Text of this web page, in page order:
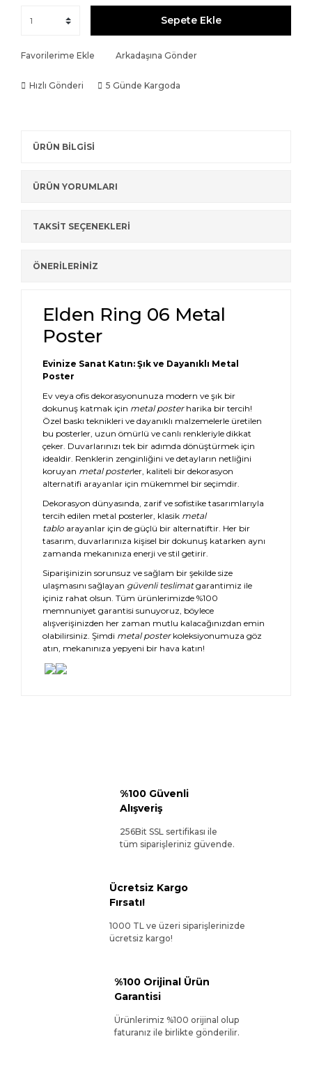
Sepete Ekle
Favorilerime Ekle Arkadaşına Gönder
Hızlı Gönderi 5 Günde Kargoda
ÜRÜN BİLGİSİ
ÜRÜN YORUMLARI
TAKSİT SEÇENEKLERİ
ÖNERİLERİNİZ
Elden Ring 06 Metal
Poster
Evinize Sanat Katın: Şık ve Dayanıklı Metal
Poster
Ev veya ofis dekorasyonunuza modern ve şık bir
dokunuş katmak için metal posterharika bir tercih!
Özel baskı teknikleri ve dayanıklı malzemelerle üretilen
bu posterler, uzun ömürlü ve canlı renkleriyle dikkat
çeker. Duvarlarınızı tek bir adımda dönüştürmek için
idealdir. Renklerin zenginliğini ve detayların netliğini
koruyan metal posterler, kaliteli bir dekorasyon
alternatifi arayanlar için mükemmel bir seçimdir.
Dekorasyon dünyasında, zarif ve sofistike tasarımlarıyla
tercih edilen metal posterler, klasik metal
tablo arayanlar için de güçlü bir alternatiftir. Her bir
tasarım, duvarlarınıza kişisel bir dokunuş katarken aynı
zamanda mekanınıza enerji ve stil getirir.
Siparişinizin sorunsuz ve sağlam bir şekilde size
ulaşmasını sağlayan güvenli teslimatgarantimiz ile
içiniz rahat olsun. Tüm ürünlerimizde %100
memnuniyet garantisi sunuyoruz, böylece
alışverişinizden her zaman mutlu kalacağınızdan emin
olabilirsiniz. Şimdi metal posterkoleksiyonumuza göz
atın, mekanınıza yepyeni bir hava katın!
%100 Güvenli
Alışveriş
256Bit SSL sertifikası ile
tüm siparişleriniz güvende.
Ücretsiz Kargo
Fırsatı!
1000 TL ve üzeri siparişlerinizde
ücretsiz kargo!
%100 Orijinal Ürün
Garantisi
Ürünlerimiz %100 orijinal olup
faturanız ile birlikte gönderilir.